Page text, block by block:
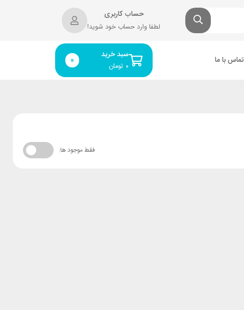
حساب کاربری
لطفا وارد حساب خود شوید!
تماس با ما سبد خرید
تومان ۰ 0
فقط موجود ها: